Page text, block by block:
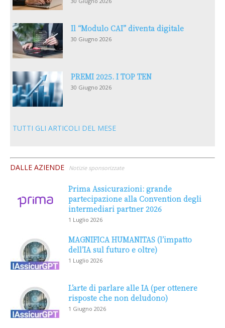
Il “Modulo CAI” diventa digitale
30 Giugno 2026
PREMI 2025. I TOP TEN
30 Giugno 2026
TUTTI GLI ARTICOLI DEL MESE
DALLE AZIENDE Notizie sponsorizzate
Prima Assicurazioni: grande
partecipazione alla Convention degli
intermediari partner 2026
1 Luglio 2026
MAGNIFICA HUMANITAS (l’impatto
dell’IA sul futuro e oltre)
1 Luglio 2026
L’arte di parlare alle IA (per ottenere
risposte che non deludono)
1 Giugno 2026